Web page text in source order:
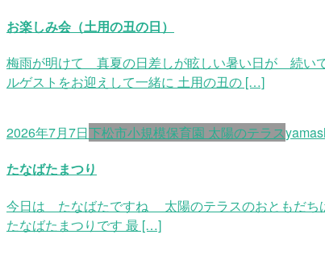
お楽しみ会（土用の丑の日）
梅雨が明けて 真夏の日差しが眩しい暑い日が 続
ルゲストをお迎えして一緒に 土用の丑の […]
2026年7月7日下松市小規模保育園 太陽のテラス
たなばたまつり
今日は たなばたですね 太陽のテラスのおともだち
たなばたまつりです 最 […]